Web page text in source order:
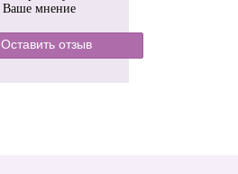
Ваше мнение
Оставить отзыв